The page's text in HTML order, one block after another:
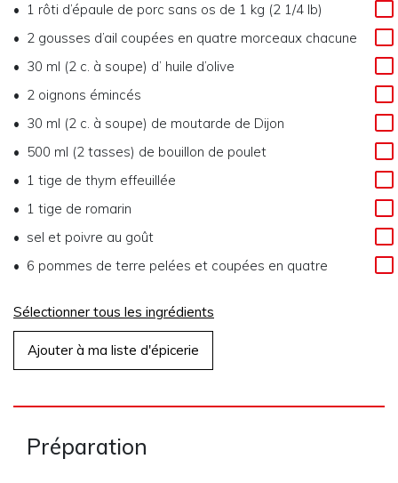
1 rôti d’épaule de porc sans os de 1 kg (2 1/4 lb)
2 gousses d’ail coupées en quatre morceaux chacune
30 ml (2 c. à soupe) d’ huile d’olive
2 oignons émincés
30 ml (2 c. à soupe) de moutarde de Dijon
500 ml (2 tasses) de bouillon de poulet
1 tige de thym effeuillée
1 tige de romarin
sel et poivre au goût
6 pommes de terre pelées et coupées en quatre
Sélectionner tous les ingrédients
Ajouter à ma liste d'épicerie
Préparation